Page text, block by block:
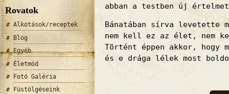
Rovatok
Alkotások/receptek
Blog
Egyéb
Életmód
Fotó Galéria
Füstölgéseink
abban a testben új
Bánatában sírva levetette
nem kell ez az élet, nem
Történt éppen akkor, hogy
és e drága lélek most